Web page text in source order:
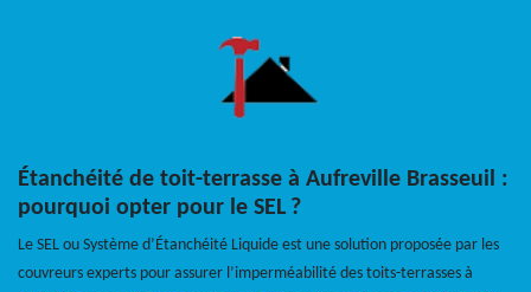
Étanchéité de toit-terrasse à Aufreville Brasseuil :
pourquoi opter pour le SEL ?
Le SEL ou Système d’Étanchéité Liquide est une solution proposée par les
couvreurs experts pour assurer l’imperméabilité des toits-terrasses à